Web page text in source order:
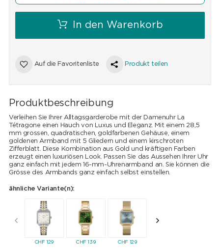
In den Warenkorb
Auf die Favoritenliste Produkt teilen
Produktbeschreibung
Verleihen Sie Ihrer Alltagsgarderobe mit der Damenuhr La
Tétragone einen Hauch von Luxus und Eleganz. Mit einem 28,5
mm grossen, quadratischen, goldfarbenen Gehäuse, einem
goldenen Armband mit 5 Gliedern und einem kirschroten
Zifferblatt. Diese Kombination aus Gold und kräftigen Farben
erzeugt einen luxuriösen Look. Passen Sie das Aussehen Ihrer Uhr
ganz einfach mit jedem 16-mm-Uhrenarmband an. Sie können die
Grösse des Armbands ganz einfach selbst einstellen.
ähnliche Variante(n):
CHF129 CHF139 CHF129